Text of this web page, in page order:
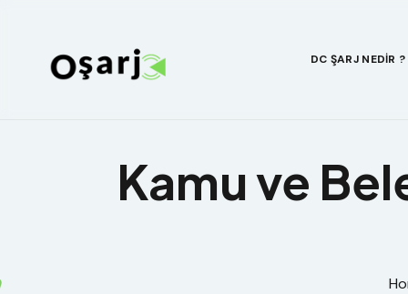
DC ŞARJ NEDIR ?
Kamu ve